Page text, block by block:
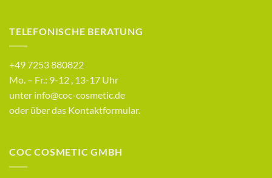
TELEFONISCHE BERATUNG
+49 7253 880822
Mo. – Fr.: 9-12 , 13-17 Uhr
unter info@coc-cosmetic.de
oder über das Kontaktformular.
COC COSMETIC GMBH